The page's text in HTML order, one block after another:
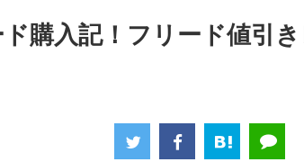
購入記！フリード値引